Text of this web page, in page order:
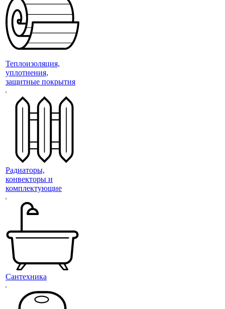
Теплоизоляция,
уплотнения,
защитные покрытия
Радиаторы,
конвекторы и
комплектующие
Сантехника